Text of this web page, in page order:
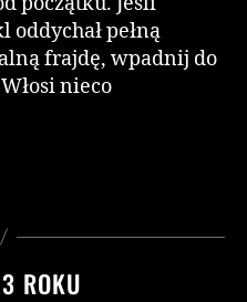
oddychał pełną
frajdę, wpadnij do
nieco
ROKU